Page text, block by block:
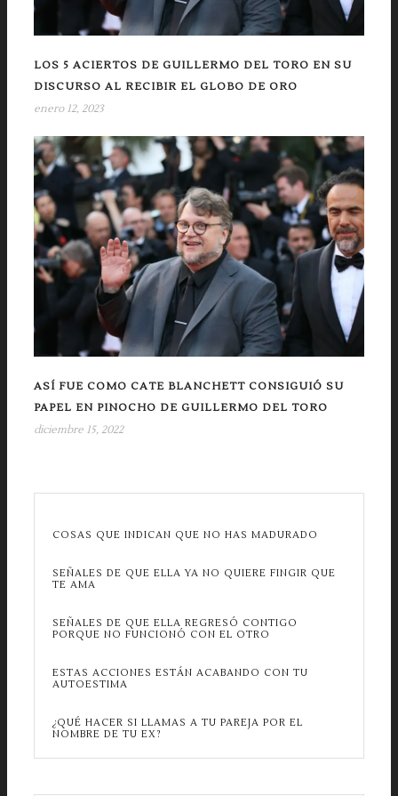
LOS 5 ACIERTOS DE GUILLERMO DEL TORO EN SU
DISCURSO AL RECIBIR EL GLOBO DE ORO
enero 12, 2023
ASÍ FUE COMO CATE BLANCHETT CONSIGUIÓ SU
PAPEL EN PINOCHO DE GUILLERMO DEL TORO
diciembre 15, 2022
COSAS QUE INDICAN QUE NO HAS MADURADO
SEÑALES DE QUE ELLA YA NO QUIERE FINGIR QUE
TE AMA
SEÑALES DE QUE ELLA REGRESÓ CONTIGO
PORQUE NO FUNCIONÓ CON EL OTRO
ESTAS ACCIONES ESTÁN ACABANDO CON TU
AUTOESTIMA
¿QUÉ HACER SI LLAMAS A TU PAREJA POR EL
NOMBRE DE TU EX?